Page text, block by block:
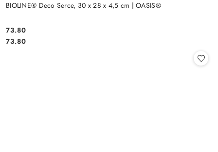
BIOLINE® Deco Serce, 30 x 28 x 4,5 cm | OASIS®
Cena:
73.80
Cena:
73.80